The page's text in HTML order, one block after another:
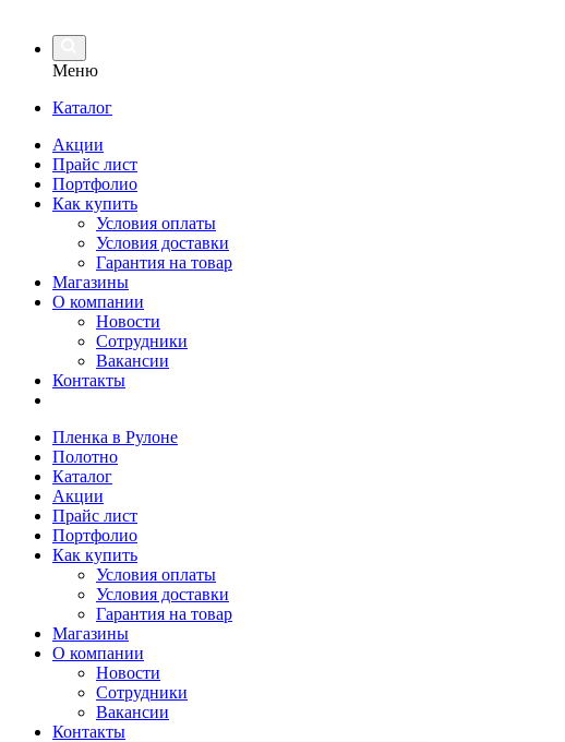
Меню
Каталог
Акции
Прайс лист
Портфолио
Как купить
Условия оплаты
Условия доставки
Гарантия на товар
Магазины
О компании
Новости
Сотрудники
Вакансии
Контакты
Пленка в Рулоне
Полотно
Каталог
Акции
Прайс лист
Портфолио
Как купить
Условия оплаты
Условия доставки
Гарантия на товар
Магазины
О компании
Новости
Сотрудники
Вакансии
Контакты